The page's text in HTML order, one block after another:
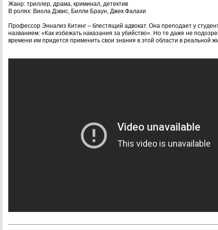
Жанр: триллер, драма, криминал, детектив
В ролях: Виола Дэвис, Билли Браун, Джек Фалахи
Профессор Эннализ Китинг – блестящий адвокат. Она преподает у
названием: «Как избежать наказания за убийство». Но те даже не
времени им придется применить свои знания в этой области в реальной